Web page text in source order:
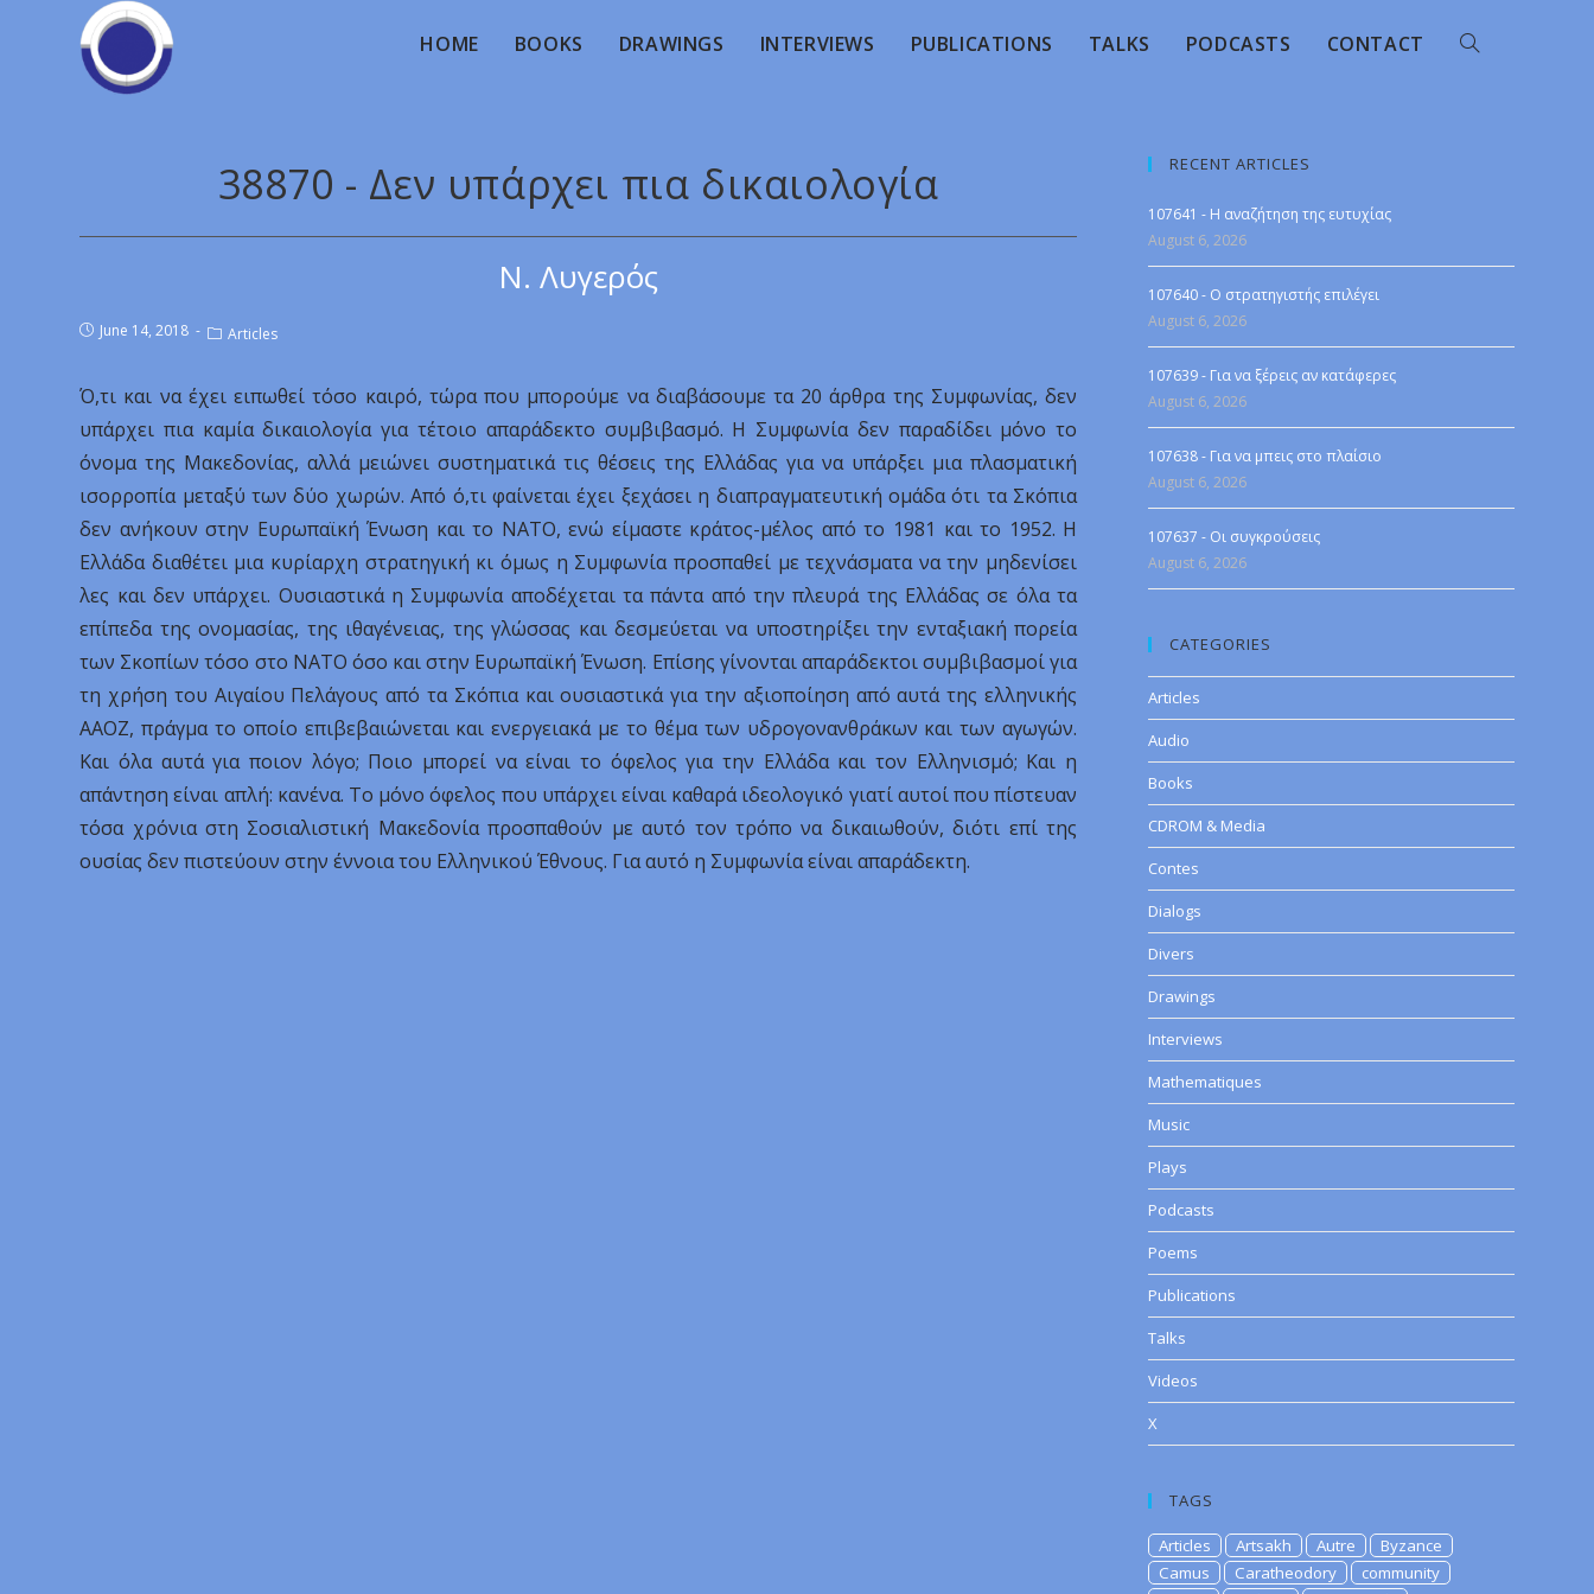
HOME BOOKS DRAWINGS INTERVIEWS PUBLICATIONS TALKS PODCASTS CONTACT
38870 - Δεν υπάρχει πια δικαιολογία
Ν. Λυγερός
June 14, 2018 Articles
Ό,τι και να έχει ειπωθεί τόσο καιρό, τώρα που μπορούμε να διαβάσουμε τα 20 άρθρα της Συμφωνίας, δεν
υπάρχει πια καμία δικαιολογία για τέτοιο απαράδεκτο συμβιβασμό. Η Συμφωνία δεν παραδίδει μόνο το
όνομα της Μακεδονίας, αλλά μειώνει συστηματικά τις θέσεις της Ελλάδας για να υπάρξει μια πλασματική
ισορροπία μεταξύ των δύο χωρών. Από ό,τι φαίνεται έχει ξεχάσει η διαπραγματευτική ομάδα ότι τα Σκόπια
δεν ανήκουν στην Ευρωπαϊκή Ένωση και το ΝΑΤΟ, ενώ είμαστε κράτος-μέλος από το 1981 και το 1952. Η
Ελλάδα διαθέτει μια κυρίαρχη στρατηγική κι όμως η Συμφωνία προσπαθεί με τεχνάσματα να την μηδενίσει
λες και δεν υπάρχει. Ουσιαστικά η Συμφωνία αποδέχεται τα πάντα από την πλευρά της Ελλάδας σε όλα τα
επίπεδα της ονομασίας, της ιθαγένειας, της γλώσσας και δεσμεύεται να υποστηρίξει την ενταξιακή πορεία
των Σκοπίων τόσο στο ΝΑΤΟ όσο και στην Ευρωπαϊκή Ένωση. Επίσης γίνονται απαράδεκτοι συμβιβασμοί για
τη χρήση του Αιγαίου Πελάγους από τα Σκόπια και ουσιαστικά για την αξιοποίηση από αυτά της ελληνικής
ΑΑΟΖ, πράγμα το οποίο επιβεβαιώνεται και ενεργειακά με το θέμα των υδρογονανθράκων και των αγωγών.
Και όλα αυτά για ποιον λόγο; Ποιο μπορεί να είναι το όφελος για την Ελλάδα και τον Ελληνισμό; Και η
απάντηση είναι απλή: κανένα. Το μόνο όφελος που υπάρχει είναι καθαρά ιδεολογικό γιατί αυτοί που πίστευαν
τόσα χρόνια στη Σοσιαλιστική Μακεδονία προσπαθούν με αυτό τον τρόπο να δικαιωθούν, διότι επί της
ουσίας δεν πιστεύουν στην έννοια του Ελληνικού Έθνους. Για αυτό η Συμφωνία είναι απαράδεκτη.
RECENT ARTICLES
107641 - Η αναζήτηση της ευτυχίας
August 6, 2026
107640 - Ο στρατηγιστής επιλέγει
August 6, 2026
107639 - Για να ξέρεις αν κατάφερες
August 6, 2026
107638 - Για να μπεις στο πλαίσιο
August 6, 2026
107637 - Οι συγκρούσεις
August 6, 2026
CATEGORIES
Articles
Audio
Books
CDROM & Media
Contes
Dialogs
Divers
Drawings
Interviews
Mathematiques
Music
Plays
Podcasts
Poems
Publications
Talks
Videos
X
TAGS
Articles Artsakh Autre
Byzance
Camus
Caratheodory
community